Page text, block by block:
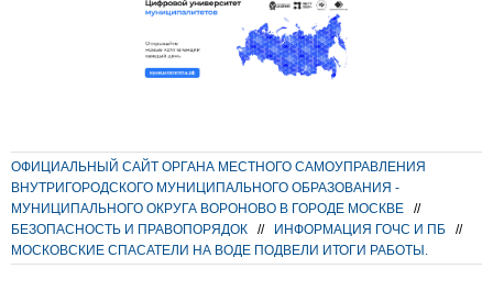
ОФИЦИАЛЬНЫЙ САЙТ ОРГАНА МЕСТНОГО САМОУПРАВЛЕНИЯ
ВНУТРИГОРОДСКОГО МУНИЦИПАЛЬНОГО ОБРАЗОВАНИЯ -
МУНИЦИПАЛЬНОГО ОКРУГА ВОРОНОВО В ГОРОДЕ МОСКВЕ
//
БЕЗОПАСНОСТЬ И ПРАВОПОРЯДОК
// ИНФОРМАЦИЯ ГОЧС И ПБ
//
МОСКОВСКИЕ СПАСАТЕЛИ НА ВОДЕ ПОДВЕЛИ ИТОГИ РАБОТЫ.